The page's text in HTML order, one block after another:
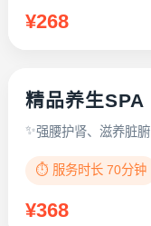
¥268
精品养生SPA
强腰护肾、滋养脏腑
⏱️ 服务时长 70分钟
¥368